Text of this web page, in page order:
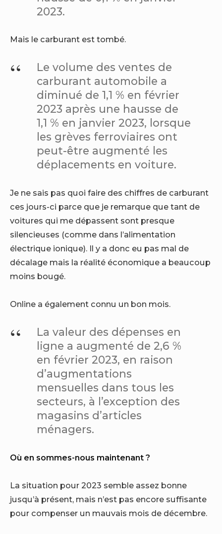
2023.
Mais le carburant est tombé.
Le volume des ventes de
carburant automobile a
diminué de 1,1 % en février
2023 après une hausse de
1,1 % en janvier 2023, lorsque
les grèves ferroviaires ont
peut-être augmenté les
déplacements en voiture.
Je ne sais pas quoi faire des chiffres de carburant
ces jours-ci parce que je remarque que tant de
voitures qui me dépassent sont presque
silencieuses (comme dans l’alimentation
électrique ionique). Il y a donc eu pas mal de
décalage mais la réalité économique a beaucoup
moins bougé.
Online a également connu un bon mois.
La valeur des dépenses en
ligne a augmenté de 2,6 %
en février 2023, en raison
d’augmentations
mensuelles dans tous les
secteurs, à l’exception des
magasins d’articles
ménagers.
Où en sommes-nous maintenant ?
La situation pour 2023 semble assez bonne
jusqu’à présent, mais n’est pas encore suffisante
pour compenser un mauvais mois de décembre.